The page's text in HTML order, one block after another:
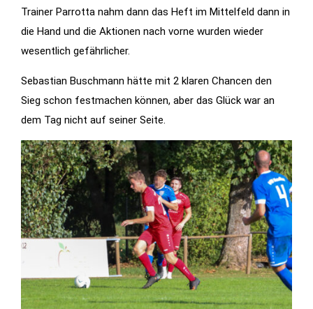
Trainer Parrotta nahm dann das Heft im Mittelfeld dann in
die Hand und die Aktionen nach vorne wurden wieder
wesentlich gefährlicher.
Sebastian Buschmann hätte mit 2 klaren Chancen den
Sieg schon festmachen können, aber das Glück war an
dem Tag nicht auf seiner Seite.
erhöhen Sie die
Wahrscheinlichkeit,
personalisierte
Inhalte und
Angebote zu
sehen.